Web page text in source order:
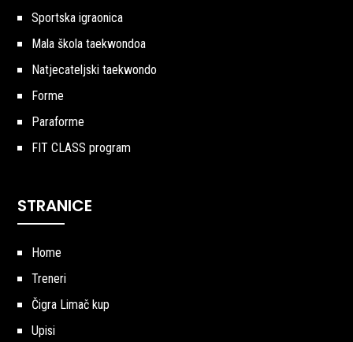
Sportska igraonica
Mala škola taekwondoa
Natjecateljski taekwondo
Forme
Paraforme
FIT CLASS program
STRANICE
Home
Treneri
Čigra Limač kup
Upisi